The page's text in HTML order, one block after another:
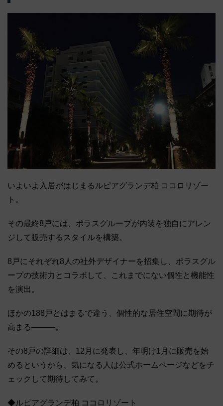
いよいよ入居がはじまるルピアグランデ柏 ココロリゾー
ト。
その最終8戸には、ポラスグループが内装を独自にアレン
ジして販売するスタイルを構築。
8戸にそれぞれ8人の社外デザイナーを招集し、ポラスグル
ープの技術力とコラボして、これまでにない個性と機能性
を演出。
ほかの188戸とはまるで違う、個性的な居住空間に期待が
高まる―――。
その8戸の詳細は、12月に発表し、年明け1月に販売を始
めるというから、気になる人は公式ホームページなどをチ
ェックして期待してみて。
◆ルピアグランデ柏 ココロリゾート